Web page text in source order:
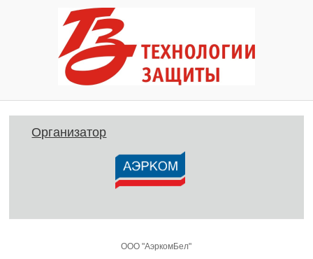
Организатор
ООО "АэркомБел"